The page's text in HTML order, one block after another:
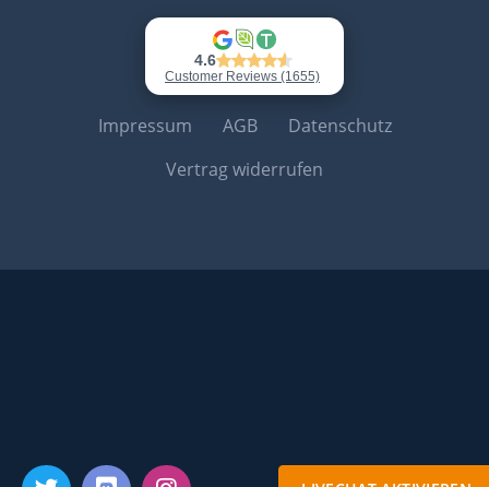
Impressum AGB
Datenschutz
Vertrag widerrufen